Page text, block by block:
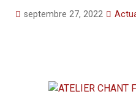
septembre 27, 2022